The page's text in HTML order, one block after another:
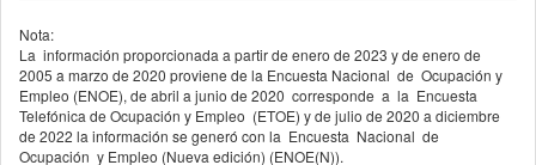
Nota:
La información proporcionada a partir de enero de 2023 y de enero de
2005 a marzo de 2020 proviene de la Encuesta Nacional de Ocupación y
Empleo (ENOE), de abril a junio de 2020 corresponde a la Encuesta
Telefónica de Ocupación y Empleo (ETOE) y de julio de 2020 a diciembre
de 2022 la información se generó con la Encuesta Nacional de
Ocupación y Empleo (Nueva edición) (ENOE(N)).